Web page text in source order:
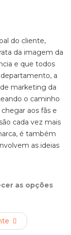
do cliente,
a da imagem da
e que todos
a
marketing da
o caminho
aos fãs e
cada vez mais
é também
as ideias
as opções